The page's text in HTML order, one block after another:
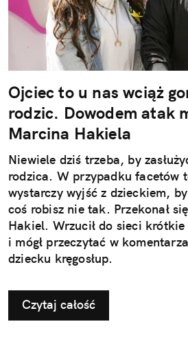
Ojciec to u nas wciąż
rodzic. Dowodem atak
Marcina Hakiela
Niewiele dziś trzeba, by
rodzica. W przypadku facetów
wystarczy wyjść z dzieckiem,
coś robisz nie tak. Przekonał
Hakiel. Wrzucił do sieci
i mógł przeczytać w
dziecku kręgosłup.
Czytaj całość